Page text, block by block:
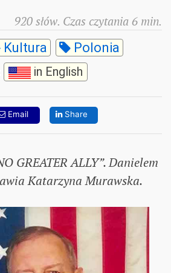
920 słów. Czas czytania 6 min.
Kultura Polonia
in English
Email Share
GREATER ALLY”. Danielem
Katarzyna Murawska.